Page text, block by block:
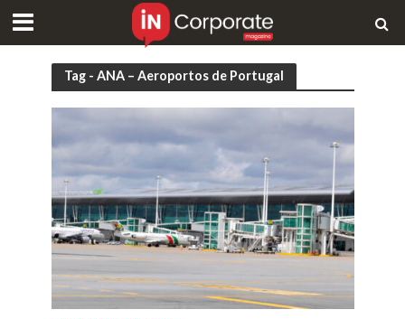
Tag - ANA – Aeroportos de Portugal